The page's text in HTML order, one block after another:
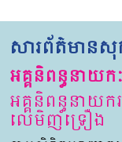
សារព័ត៌មានសុ
អគ្គនិពន្ធនាយក
អគ្គនិពន្ធនាយ
លេមិញទ្រឿង